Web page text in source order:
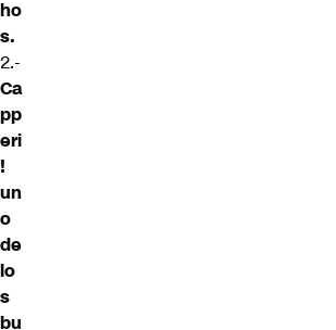
ho
s.
2.-
Ca
pp
eri
!
un
o
de
lo
s
bu